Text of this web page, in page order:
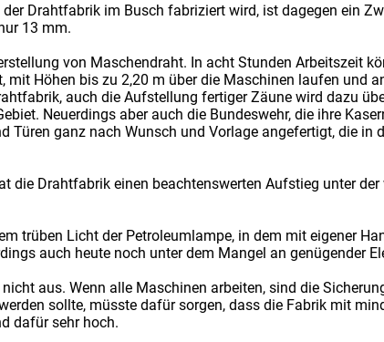
der Drahtfabrik im Busch fabriziert wird, ist dagegen ein
13 mm.
von Maschendraht. In acht Stunden Arbeitszeit
mit Höhen bis zu 2,20 m über die Maschinen laufen und
auch die Aufstellung fertiger Zäune wird dazu
Neuerdings aber auch die Bundeswehr, die ihre
Türen ganz nach Wunsch und Vorlage angefertigt, die
die Drahtfabrik einen beachtenswerten Aufstieg unter
trüben Licht der Petroleumlampe, in dem mit eigener
auch heute noch unter dem Mangel an genügender
aus. Wenn alle Maschinen arbeiten, sind die
sollte, müsste dafür sorgen, dass die Fabrik mit
dafür sehr hoch.